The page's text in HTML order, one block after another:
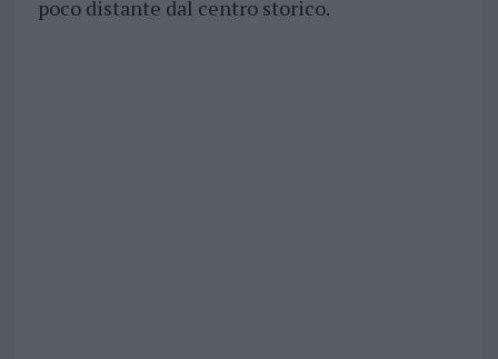
poco distante dal centro storico.